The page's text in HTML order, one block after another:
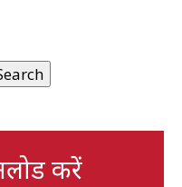
करें